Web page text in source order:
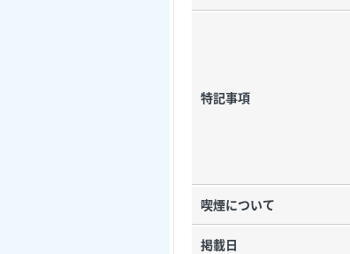
特記事項
喫煙について
掲載日